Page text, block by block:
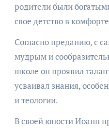
родители были
свое детство в
Согласно преданию, с
мудрым и
школе он проявил
усваивал знания,
и теологии.
В своей юности Иоанн